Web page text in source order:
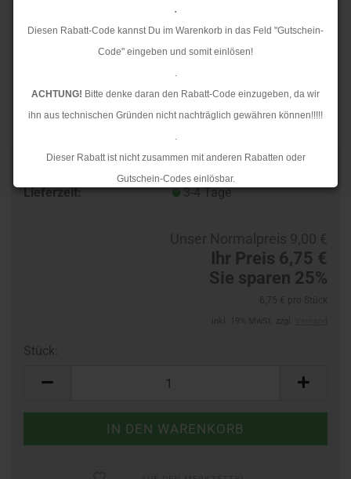
.
Diesen Rabatt-Code kannst Du im Warenkorb in das Feld "Gutschein-
Code" eingeben und somit einlösen!
.
ACHTUNG! Bitte denke daran den Rabatt-Code einzugeben, da wir
ihn aus technischen Gründen nicht nachträglich gewähren können!!!!!
.
Dieser Rabatt ist nicht zusammen mit anderen Rabatten oder
Gutschein-Codes einlösbar.
.
Lieferzeit:
3-4 Tage
Ihr Preis 6,75 €
Sie sparen 25%
Stück: